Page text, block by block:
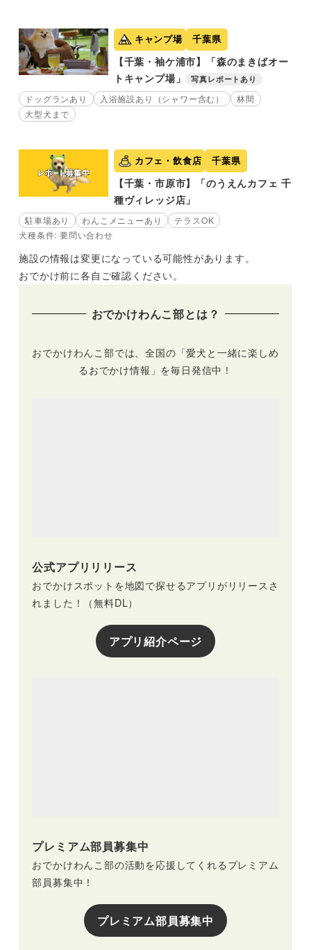
キャンプ場 千葉県
【千葉・袖ケ浦市】「森のまきばオー
トキャンプ場」
写真レポートあり
ドッグランあり 入浴施設あり（シャワー含む）
林間
大型犬まで
カフェ・飲食店 千葉県
【千葉・市原市】「のうえんカフェ 千
種ヴィレッジ店」
駐車場あり わんこメニューあり
テラスOK
犬種条件: 要問い合わせ
施設の情報は変更になっている可能性があります。
おでかけ前に各自ご確認ください。
おでかけわんこ部とは？
おでかけわんこ部では、全国の「愛犬と一緒に楽しめ
るおでかけ情報」を毎日発信中！
公式アプリリリース
おでかけスポットを地図で探せるアプリがリリースさ
れました！（無料DL）
アプリ紹介ページ
プレミアム部員募集中
おでかけわんこ部の活動を応援してくれるプレミアム
部員募集中！
プレミアム部員募集中